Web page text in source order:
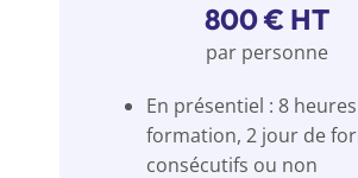
800 € HT
par personne
En présentiel : 8
formation, 2 jour de
consécutifs ou non